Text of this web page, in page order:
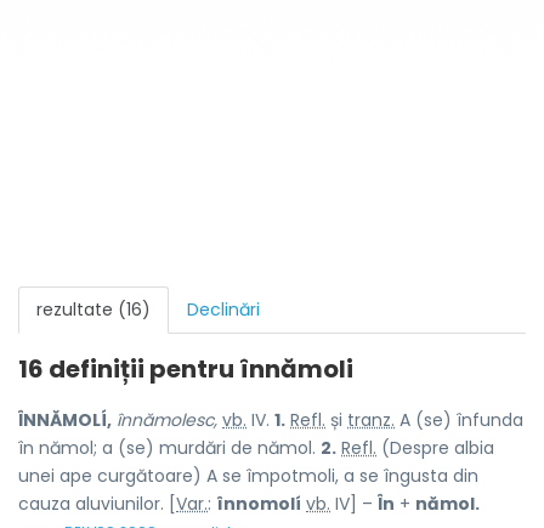
rezultate (16) Declinări
16 definiții pentru înnămoli
ÎNNĂMOLÍ, înnămolesc, vb. IV. 1. Refl. și tranz. A (se) înfunda
în nămol; a (se) murdări de nămol. 2. Refl. (Despre albia
unei ape curgătoare) A se împotmoli, a se îngusta din
cauza aluviunilor. [ Var.: înnomolí vb. IV] – În + nămol.